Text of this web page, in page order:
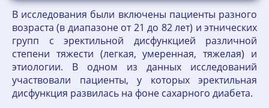
В исследования были включены пациенты разного
возраста (в диапазоне от 21 до 82 лет) и этнических
групп с эректильной дисфункцией различной
степени тяжести (легкая, умеренная, тяжелая) и
этиологии. В одном из данных исследований
участвовали пациенты, у которых эректильная
дисфункция развилась на фоне сахарного диабета.